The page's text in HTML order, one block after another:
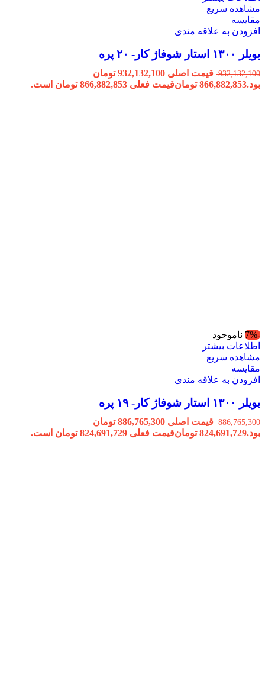
مشاهده سریع
مقایسه
افزودن به علاقه مندی
بویلر ۱۳۰۰ استار شوفاژ کار- ۲۰ پره
932,132,100
قیمت اصلی 932,132,100 تومان
بود.866,882,853 تومانقیمت فعلی 866,882,853 تومان است.
-7%
ناموجود
اطلاعات بیشتر
مشاهده سریع
مقایسه
افزودن به علاقه مندی
بویلر ۱۳۰۰ استار شوفاژ کار- ۱۹ پره
886,765,300
قیمت اصلی 886,765,300 تومان
بود.824,691,729 تومانقیمت فعلی 824,691,729 تومان است.